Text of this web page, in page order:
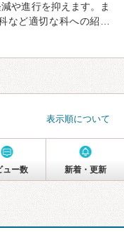
や進行を抑えます。ま
など適切な科への紹…
表示順について
ュー数 新着・更新